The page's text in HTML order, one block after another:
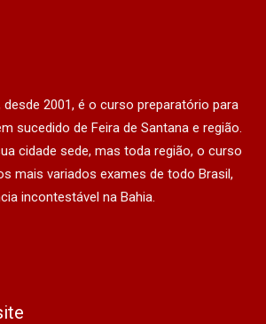
desde 2001, é o curso preparatório para
sucedido de Feira de Santana e região.
cidade sede, mas toda região, o curso
mais variados exames de todo Brasil,
incontestável na Bahia.